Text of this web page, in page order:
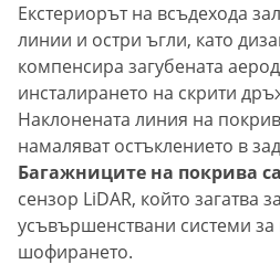
Екстериорът на всъдехода
линии и остри ъгли, като
компенсира загубената
инсталирането на скрити
Наклонената линия на
намаляват остъклението в
Багажниците на покрива
сензор LiDAR, който загатва
усъвършенствани системи
шофирането.